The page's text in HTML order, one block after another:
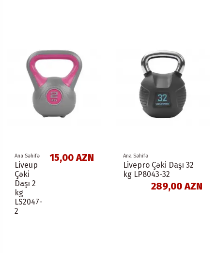
Ana Səhifə
Liveup
Çəki
Daşı 2
kg
LS2047-
2
15,00 AZN Ana Səhifə
Livepro Çəki Daşı 32
kg LP8043-32
289,00 AZN